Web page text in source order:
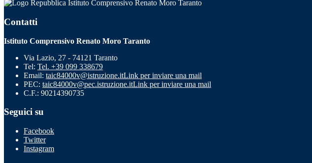
Istituto Comprensivo Renato Moro Taranto
Contatti
Istituto Comprensivo Renato Moro Taranto
Via Lazio, 27 - 74121 Taranto
Tel: Tel. +39 099 338679
Email: taic84000v@istruzione.itLink per inviare una mail
PEC: taic84000v@pec.istruzione.itLink per inviare una mail
C.F.: 90214390735
Seguici su
Facebook
Twitter
Instagram